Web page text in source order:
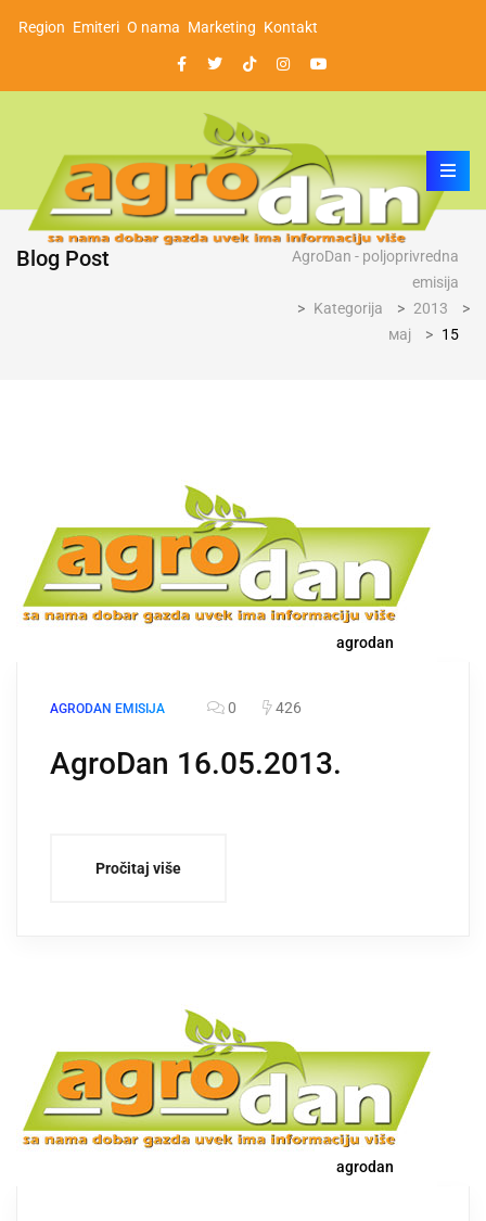
Region Emiteri O nama Marketing Kontakt
Blog Post
AgroDan - poljoprivredna
emisija
> Kategorija > 2013
>
мај
> 15
agrodan
AGRODAN EMISIJA 0 426
AgroDan 16.05.2013.
Pročitaj više
agrodan